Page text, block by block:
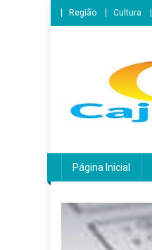
Skip
to
Região Cultura
Página Inicial